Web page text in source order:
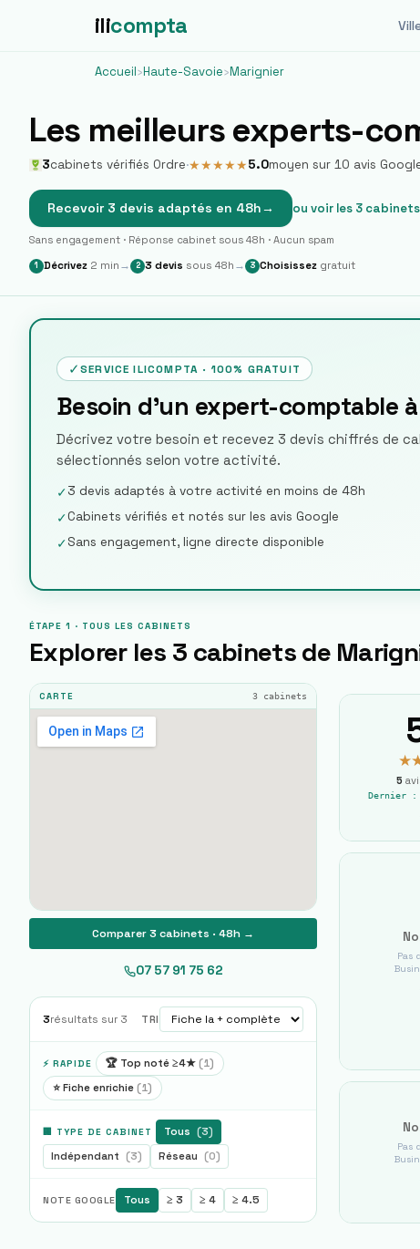
ilicompta
Accueil›Haute-Savoie›Marignier
Les meilleurs experts-
3cabinets vérifiés Ordre·★★★★★5.0moyen sur 10 avis
Recevoir 3 devis adaptés en 48h→ ou voir les 3
Sans engagement · Réponse cabinet sous 48h · Aucun spam
1 Décrivez 2 min → 2 3 devis sous 48h → 3 Choisissez gratuit
✓ SERVICE ILICOMPTA · 100% GRATUIT
Besoin d'un expert-comptable
Décrivez votre besoin et recevez 3 devis chiffrés de
sélectionnés selon votre activité.
✓3 devis adaptés à votre activité en moins de 48h
✓Cabinets vérifiés et notés sur les avis Google
✓Sans engagement, ligne directe disponible
ÉTAPE 1 · TOUS LES CABINETS
Explorer les 3 cabinets de
CARTE 3 cabinets
Comparer 3 cabinets · 48h →
07 57 91 75 62
3résultats sur 3 TRI
⚡ RAPIDE 🏆 Top noté ≥4★ (1)
⭐ Fiche enrichie (1)
🏢 TYPE DE CABINET Tous (3)
Indépendant (3) Réseau (0)
NOTE GOOGLE Tous ≥ 3 ≥ 4 ≥ 4.5
5
Dernier :
Pas
Pas